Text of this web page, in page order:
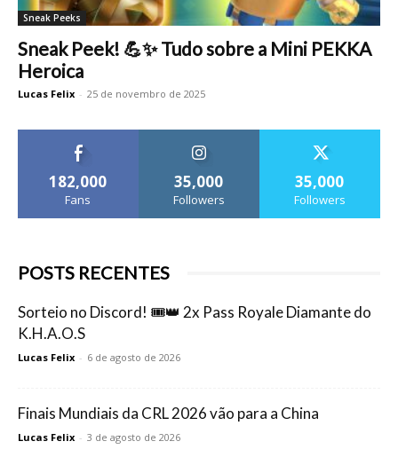
Sneak Peeks
Sneak Peek! 💪✨ Tudo sobre a Mini PEKKA
Heroica
Lucas Felix - 25 de novembro de 2025
182,000
Fans
35,000
Followers
35,000
Followers
POSTS RECENTES
Sorteio no Discord! 🎟️👑 2x Pass Royale Diamante do
K.H.A.O.S
Lucas Felix - 6 de agosto de 2026
Finais Mundiais da CRL 2026 vão para a China
Lucas Felix - 3 de agosto de 2026